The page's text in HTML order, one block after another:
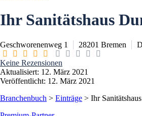
Ihr Sanitätshaus
Geschworenenweg 1 28201 Bremen
Keine Rezensionen
Aktualisiert: 12. März 2021
Veröffentlicht: 12. März 2021
Branchenbuch > Einträge > Ihr